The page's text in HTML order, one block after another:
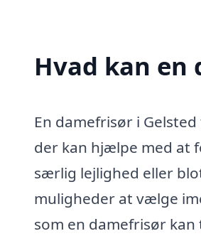
Hvad kan
En damefrisør i
der kan hjælpe med at
særlig lejlighed eller
muligheder at vælge
som en damefrisør kan